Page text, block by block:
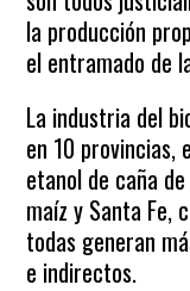
la producción
el entramado de
La industria del
en 10 provincias,
etanol de caña
maíz y Santa Fe,
todas generan
e indirectos.